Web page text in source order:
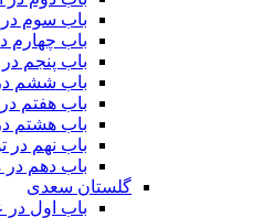
باب سوم
باب چهارم
باب پنجم
باب ششم
باب هفتم در
باب هشتم
باب نهم در
باب دهم در
گلستان سعدی
باب اول در